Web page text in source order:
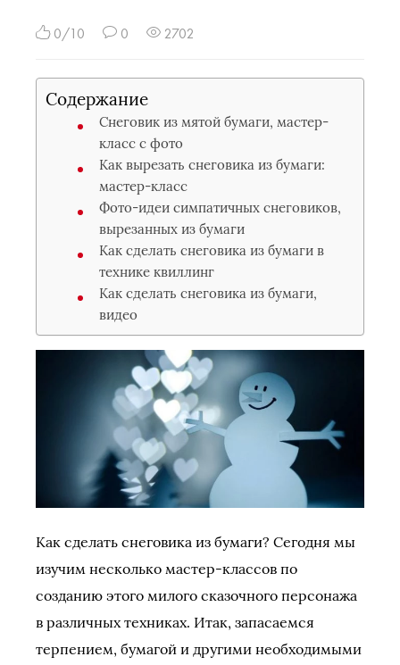
0/10 0 2702
Содержание
Снеговик из мятой бумаги, мастер-
класс с фото
Как вырезать снеговика из бумаги:
мастер-класс
Фото-идеи симпатичных снеговиков,
вырезанных из бумаги
Как сделать снеговика из бумаги в
технике квиллинг
Как сделать снеговика из бумаги,
видео
Как сделать снеговика из бумаги? Сегодня мы
изучим несколько мастер-классов по
созданию этого милого сказочного персонажа
в различных техниках. Итак, запасаемся
терпением, бумагой и другими необходимыми